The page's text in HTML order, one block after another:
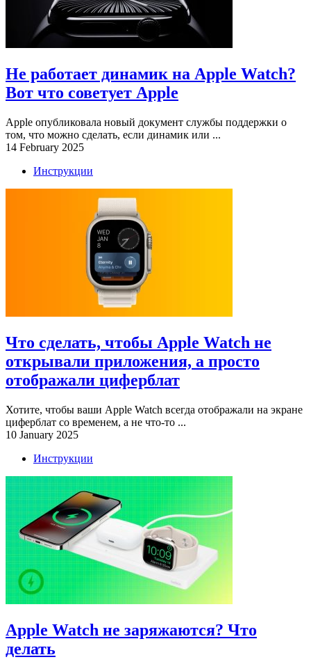
Не работает динамик на Apple Watch?
Вот что советует Apple
Apple опубликовала новый документ службы поддержки о
том, что можно сделать, если динамик или ...
14 February 2025
Инструкции
Что сделать, чтобы Apple Watch не
открывали приложения, а просто
отображали циферблат
Хотите, чтобы ваши Apple Watch всегда отображали на экране
циферблат со временем, а не что-то ...
10 January 2025
Инструкции
Apple Watch не заряжаются? Что
делать